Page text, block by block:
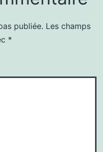
publiée. Les champs
*